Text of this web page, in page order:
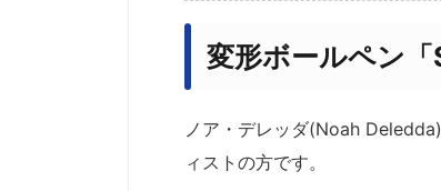
変形ボールペン
ノア・デレッダ(Noah
ィストの方です。